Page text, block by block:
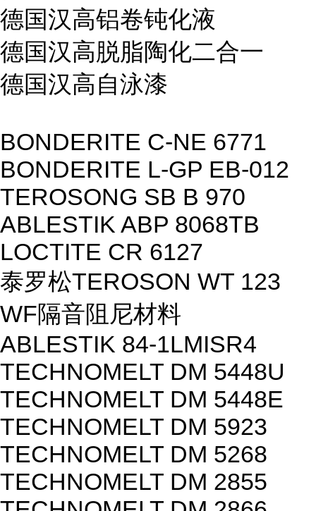
德国汉高铝卷钝化液
德国汉高脱脂陶化二合一
德国汉高自泳漆
BONDERITE C-NE 6771
BONDERITE L-GP EB-012
TEROSONG SB B 970
ABLESTIK ABP 8068TB
LOCTITE CR 6127
泰罗松TEROSON WT 123
WF隔音阻尼材料
ABLESTIK 84-1LMISR4
TECHNOMELT DM 5448U
TECHNOMELT DM 5448E
TECHNOMELT DM 5923
TECHNOMELT DM 5268
TECHNOMELT DM 2855